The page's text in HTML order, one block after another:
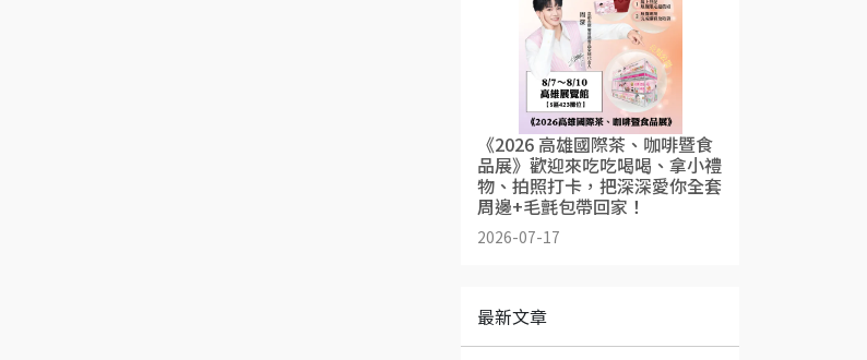
《2026 高雄國際茶、咖啡暨食
品展》歡迎來吃吃喝喝、拿小禮
物、拍照打卡，把深深愛你全套
周邊+毛氈包帶回家！
2026-07-17
最新文章